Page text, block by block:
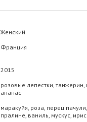
Женский
Франция
2015
розовые лепестки, танжерин,
ананас
маракуйя, роза, перец
пралине, ваниль, мускус, ирис